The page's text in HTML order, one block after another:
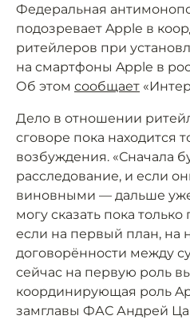
Федеральная
подозревает Apple в
ритейлеров при
на смартфоны Apple в
Об этом сообщает
Дело в отношении
сговоре пока находится
возбуждения. «Сначала
расследование, и если
виновными — дальше
могу сказать пока
если на первый план, на
договорённости между
сейчас на первую роль
координирующая роль
замглавы ФАС Андрей